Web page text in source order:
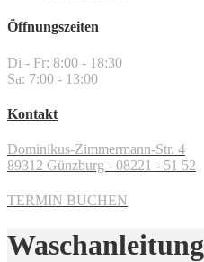
Öffnungszeiten
Di - Fr: 8:00 - 18:30
Sa: 7:00 - 13:00
Kontakt
Dominikus-Zimmermann-Str. 4
89312 Günzburg - 08221 - 51 52
TERMIN BUCHEN
Waschanleitung